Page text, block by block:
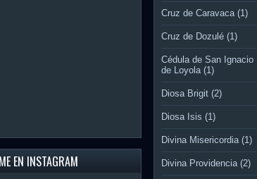
EN INSTAGRAM
Cruz de Caravaca (1)
Cruz de Dozulé (1)
Cédula de San Ignacio
de Loyola (1)
Diosa Brigit (2)
Diosa Isis (1)
Divina Misericordia (1)
Divina Providencia (2)